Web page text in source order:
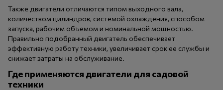
Также двигатели отличаются типом выходного вала,
количеством цилиндров, системой охлаждения, способом
запуска, рабочим объемом и номинальной мощностью.
Правильно подобранный двигатель обеспечивает
эффективную работу техники, увеличивает срок ее службы и
снижает затраты на обслуживание.
Где применяются двигатели для садовой
техники